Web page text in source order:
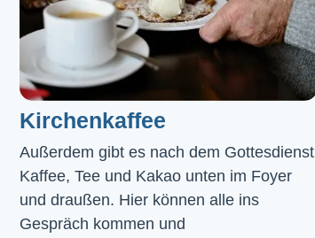
Kirchenkaffee
Außerdem gibt es nach dem Gottesdienst
Kaffee, Tee und Kakao unten im Foyer
und draußen. Hier können alle ins
Gespräch kommen und